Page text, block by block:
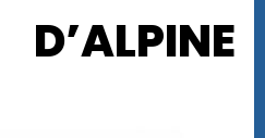
D’ALPINE